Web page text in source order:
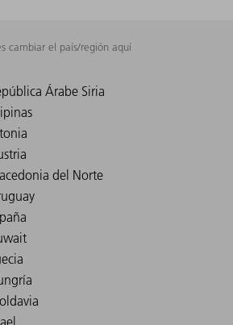
cambiar el país/región aquí